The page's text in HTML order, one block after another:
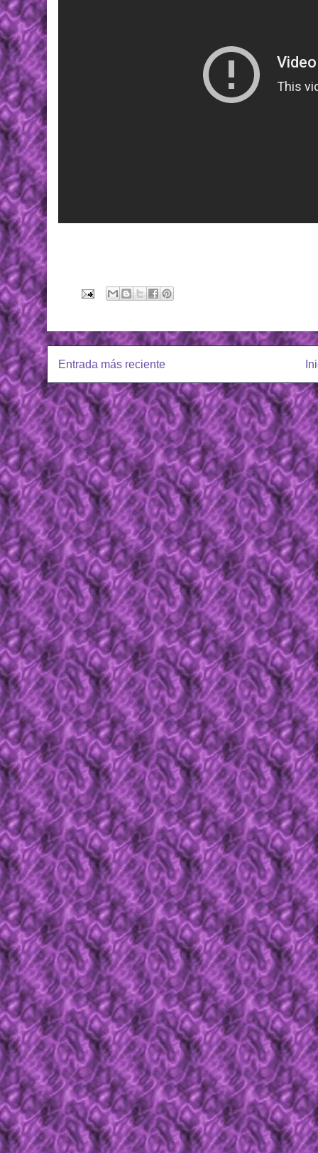
Entrada más reciente